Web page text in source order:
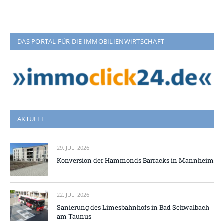
DAS PORTAL FÜR DIE IMMOBILIENWIRTSCHAFT
AKTUELL
29. JULI 2026
Konversion der Hammonds Barracks in Mannheim
22. JULI 2026
Sanierung des Limesbahnhofs in Bad Schwalbach
am Taunus